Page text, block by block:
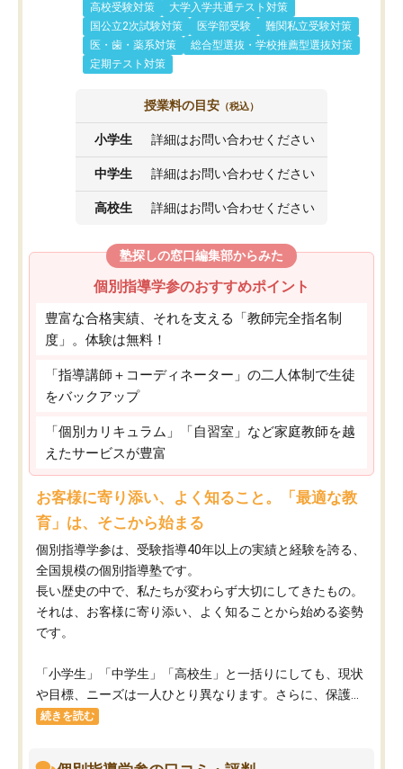
高校受験対策
大学入学共通テスト対策
国公立2次試験対策
医学部受験
難関私立受験対策
医・歯・薬系対策
総合型選抜・学校推薦型選抜対策
定期テスト対策
授業料の目安 （税込）
小学生 詳細はお問い合わせください
中学生 詳細はお問い合わせください
高校生 詳細はお問い合わせください
塾探しの窓口編集部からみた
個別指導学参のおすすめポイント
豊富な合格実績、それを支える「教師完全指名制
度」。体験は無料！
「指導講師＋コーディネーター」の二人体制で生徒
をバックアップ
「個別カリキュラム」「自習室」など家庭教師を越
えたサービスが豊富
お客様に寄り添い、よく知ること。「最適な教
育」は、そこから始まる
個別指導学参は、受験指導40年以上の実績と経験を誇る、
全国規模の個別指導塾です。
長い歴史の中で、私たちが変わらず大切にしてきたもの。
それは、お客様に寄り添い、よく知ることから始める姿勢
です。
「小学生」「中学生」「高校生」と一括りにしても、現状
や目標、ニーズは一人ひとり異なります。さらに、保護...
続きを読む